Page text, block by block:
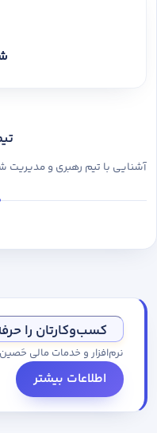
آشنایی با تیم رهبری و مدیریت
کسب‌وکارتان را
نرم‌افزار و خدمات مالی
اطلاعات بیشتر